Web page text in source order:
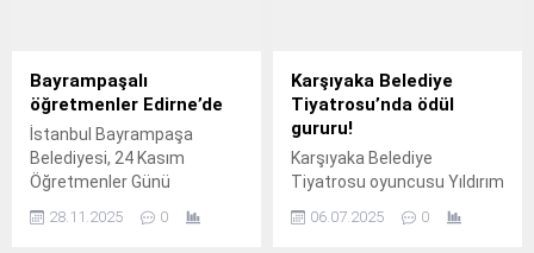
Bayrampaşalı
öğretmenler Edirne’de
İstanbul Bayrampaşa
Belediyesi, 24 Kasım
Öğretmenler Günü
öğretmenlere yönelik
28.11.2025 0
Karşıyaka Belediye
Tiyatrosu’nda ödül
gururu!
Karşıyaka Belediye
Tiyatrosu oyuncusu Yıldırım
06.07.2025 0